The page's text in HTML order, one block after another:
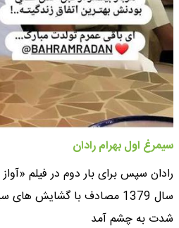
سیمرغ اول بهرام رادان
رادان سپس برای بار دوم در فیلم
سال 1379 مصادف با گشایش
شدت به چشم آمد